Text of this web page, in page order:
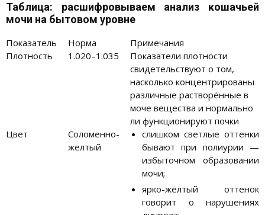
Таблица: расшифровываем анализ кошачьей
мочи на бытовом уровне
Показатель Норма
Примечания
Плотность
1.020–1.035
Показатели плотности
свидетельствуют о том,
насколько концентрированы
различные растворённые в
моче вещества и нормально
ли функционируют почки
Цвет
Соломенно-
желтый
слишком светлые оттенки
бывают при полиурии —
избыточном образовании
мочи;
ярко-жёлтый оттенок
говорит о нарушениях